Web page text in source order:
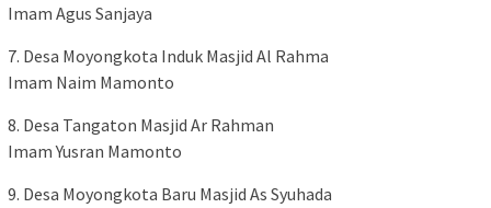
Imam Agus Sanjaya
7. Desa Moyongkota Induk Masjid Al Rahma
Imam Naim Mamonto
8. Desa Tangaton Masjid Ar Rahman
Imam Yusran Mamonto
9. Desa Moyongkota Baru Masjid As Syuhada